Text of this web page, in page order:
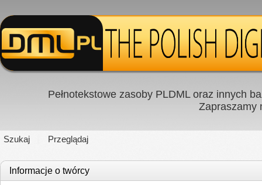
Pełnotekstowe zasoby PLDML oraz innych
Zapraszamy
Szukaj Przeglądaj
Informacje o twórcy